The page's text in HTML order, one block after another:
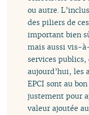
ou autre.
des piliers de
important bien
mais aussi vis-
services
aujourd’hui, les
EPCI sont au
justement pour
valeur ajoutée